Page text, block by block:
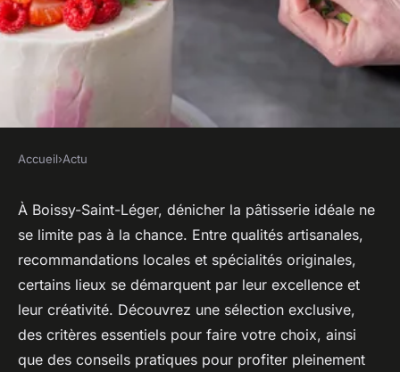
Découvrez le meilleur
pâtissier à boissy-saint-léger
Clara•10 juillet 2025•6 min de lecture
Accueil›Actu
À Boissy-Saint-Léger, dénicher la pâtisserie idéale ne
se limite pas à la chance. Entre qualités artisanales,
recommandations locales et spécialités originales,
certains lieux se démarquent par leur excellence et
leur créativité. Découvrez une sélection exclusive,
des critères essentiels pour faire votre choix, ainsi
que des conseils pratiques pour profiter pleinement